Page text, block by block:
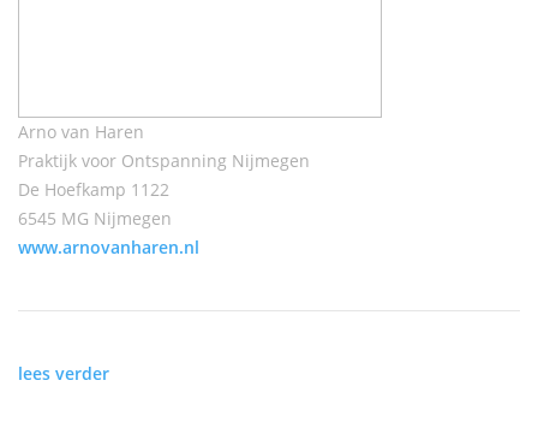
Arno van Haren
Praktijk voor Ontspanning Nijmegen
De Hoefkamp 1122
6545 MG Nijmegen
www.arnovanharen.nl
lees verder